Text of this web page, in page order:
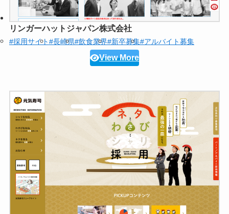
リンガーハットジャパン株式会社
#採用サイト#長崎県#飲食業界#新卒募集#アルバイト募集
View More